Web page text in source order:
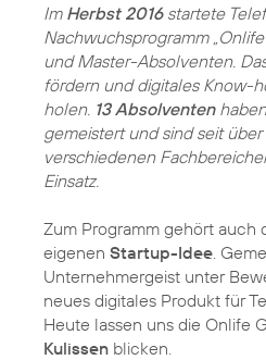
Im Herbst 2016startete
Nachwuchsprogramm
und Master-Absolventen.
fördern und digitales Know-
holen. 13 Absolventen
gemeistert und sind seit
verschiedenen
Einsatz.
Zum Programm gehört auch
eigenen Startup-Idee .
Unternehmergeist unter
neues digitales Produkt für
Heute lassen uns die Onlife
Kulissen blicken.